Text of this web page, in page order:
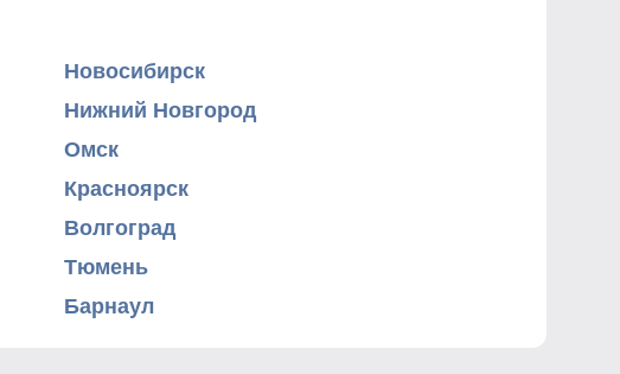
Новосибирск
Нижний Новгород
Омск
Красноярск
Волгоград
Тюмень
Барнаул